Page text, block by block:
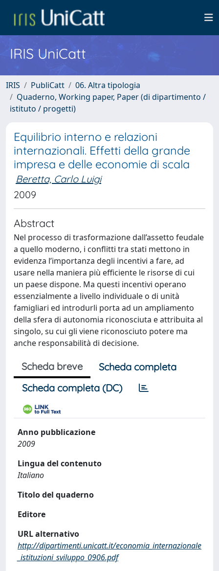
IRIS UniCatt
IRIS PubliCatt
06. Altra tipologia
Quaderno, Working paper, Paper (di dipartimento /
istituto / progetti)
Equilibrio interno e relazioni
internazionali. Effetti della grande
impresa e delle economie di scala
Beretta, Carlo Luigi
2009
Abstract
Nel processo di trasformazione dall’assetto feudale
a quello moderno, i conflitti tra stati mettono in
evidenza l’importanza degli incentivi a fare, ad
usare nella maniera più efficiente le risorse di cui
un paese dispone. Ma questi incentivi operano
essenzialmente a livello individuale o di unità
famigliari ed introdurli porta ad un ampliamento
della sfera di autonomia riconosciuta e attribuita al
singolo, su cui gli viene riconosciuto potere ma
anche responsabilità di decisione.
Scheda breve
Scheda completa
Scheda completa (DC)
Anno pubblicazione
2009
Lingua del contenuto
Italiano
Titolo del quaderno
Editore
URL alternativo
http://dipartimenti.unicatt.it/economia_internazionale
_istituzioni_sviluppo_0906.pdf